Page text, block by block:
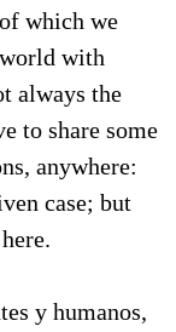
which we
with
always the
to share some
anywhere:
case; but
y humanos,